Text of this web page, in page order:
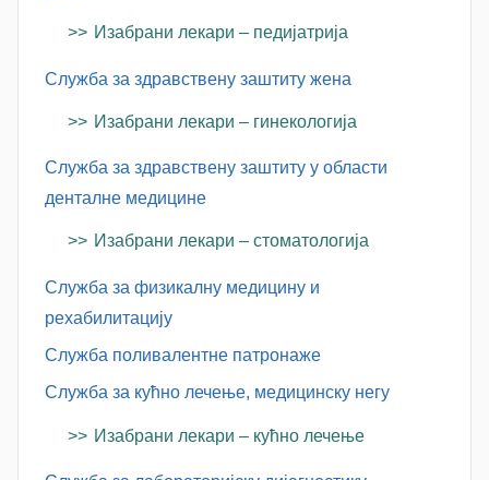
Изабрани лекари – педијатрија
Служба за здравствену заштиту жена
Изабрани лекари – гинекологија
Служба за здравствену заштиту у области
денталне медицине
Изабрани лекари – стоматологија
Служба за физикалну медицину и
рехабилитацију
Служба поливалентне патронаже
Служба за кућно лечење, медицинску негу
Изабрани лекари – кућно лечење